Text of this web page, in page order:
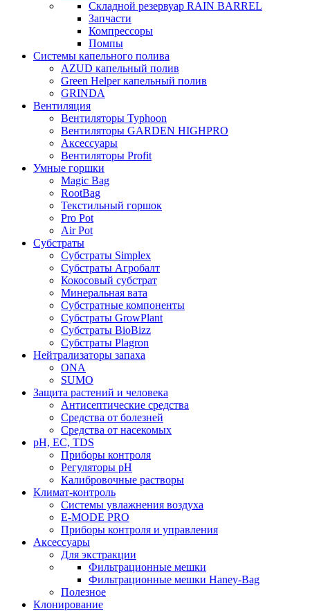
Складной резервуар RAIN BARREL
Запчасти
Компрессоры
Помпы
Системы капельного полива
AZUD капельный полив
Green Helper капельный полив
GRINDA
Вентиляция
Вентиляторы Typhoon
Вентиляторы GARDEN HIGHPRO
Аксессуары
Вентиляторы Profit
Умные горшки
Magic Bag
RootBag
Текстильный горшок
Pro Pot
Air Pot
Субстраты
Субстраты Simplex
Субстраты Агробалт
Кокосовый субстрат
Минеральная вата
Субстратные компоненты
Субстраты GrowPlant
Субстраты BioBizz
Субстраты Plagron
Нейтрализаторы запаха
ONA
SUMO
Защита растений и человека
Антисептические средства
Средства от болезней
Средства от насекомых
pH, EC, TDS
Приборы контроля
Регуляторы pH
Калибровочные растворы
Климат-контроль
Системы увлажнения воздуха
E-MODE PRO
Приборы контроля и управления
Аксессуары
Для экстракции
Фильтрационные мешки
Фильтрационные мешки Haney-Bag
Полезное
Клонирование